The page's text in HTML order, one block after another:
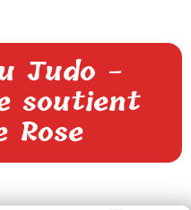
Judo -
soutient
Rose